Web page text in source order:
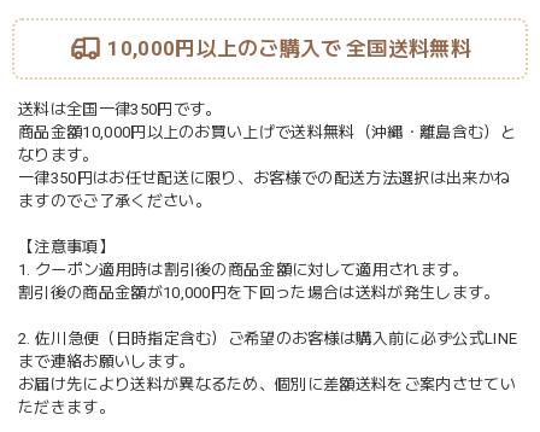
10,000円以上のご購入で 全国送料無料
送料は全国一律350円です。
商品金額10,000円以上のお買い上げで送料無料（沖縄・離島含む）と
なります。
一律350円はお任せ配送に限り、お客様での配送方法選択は出来かね
ますのでご了承ください。
【注意事項】
1. クーポン適用時は割引後の商品金額に対して適用されます。
割引後の商品金額が10,000円を下回った場合は送料が発生します。
2. 佐川急便（日時指定含む）ご希望のお客様は購入前に必ず公式LINE
まで連絡お願いします。
お届け先により送料が異なるため、個別に差額送料をご案内させてい
ただきます。